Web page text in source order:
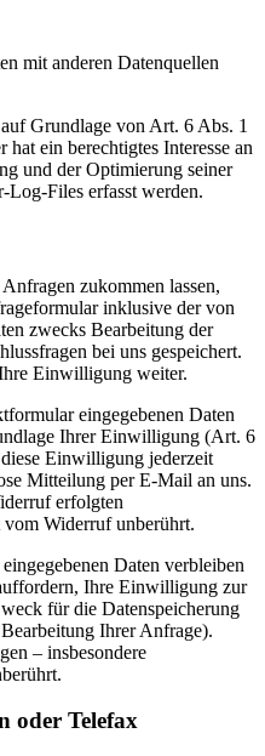
mit anderen Datenquellen
Grundlage von Art. 6 Abs. 1
ein berechtigtes Interesse an
und der Optimierung seiner
Log-Files erfasst werden.
zukommen lassen,
inklusive der von
zwecks Bearbeitung der
bei uns gespeichert.
Einwilligung weiter.
eingegebenen Daten
Ihrer Einwilligung (Art. 6
Einwilligung jederzeit
Mitteilung per E-Mail an uns.
erfolgten
Widerruf unberührt.
Daten verbleiben
Ihre Einwilligung zur
für die Datenspeicherung
Ihrer Anfrage).
– insbesondere
oder Telefax